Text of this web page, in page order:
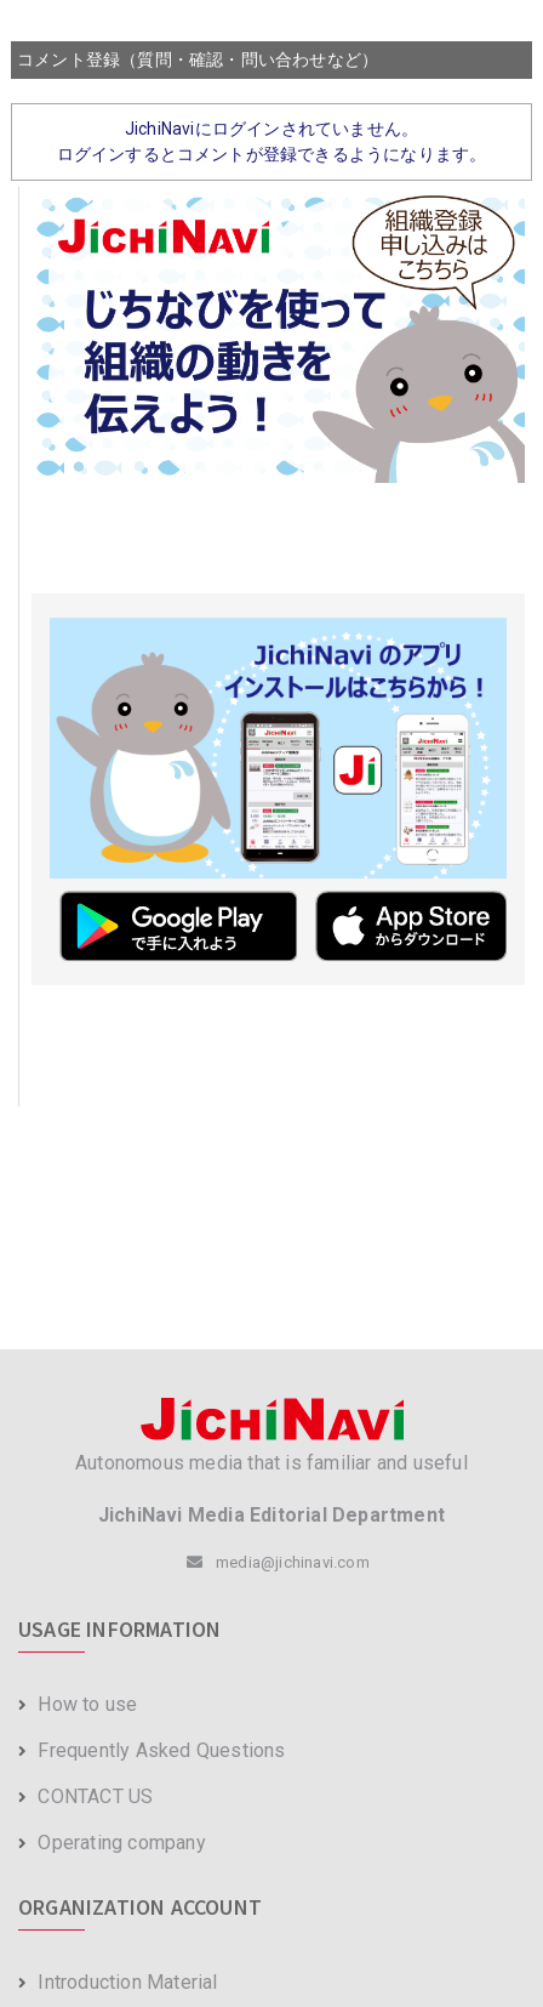
コメント登録（質問・確認・問い合わせなど）
JichiNaviにログインされていません。
ログインするとコメントが登録できるようになります。
Autonomous media that is familiar and useful
JichiNavi Media Editorial Department
media@jichinavi.com
USAGE INFORMATION
How to use
Frequently Asked Questions
CONTACT US
Operating company
ORGANIZATION ACCOUNT
Introduction Material